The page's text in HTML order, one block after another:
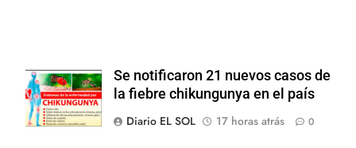
Se notificaron 21 nuevos casos de
la fiebre chikungunya en el país
Diario EL SOL
17 horas atrás 0